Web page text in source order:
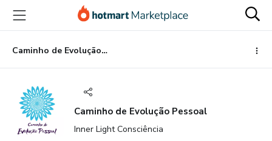
para
conteúdo
principal
para
pagamento
para
rodapé
Caminho de Evolução Pessoal
Caminho de Evolução Pessoal
Inner Light Consciência